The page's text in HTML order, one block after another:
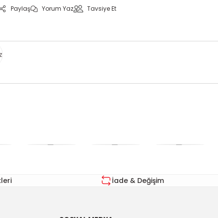
Paylaş Yorum Yaz Tavsiye Et
İade & Değişim